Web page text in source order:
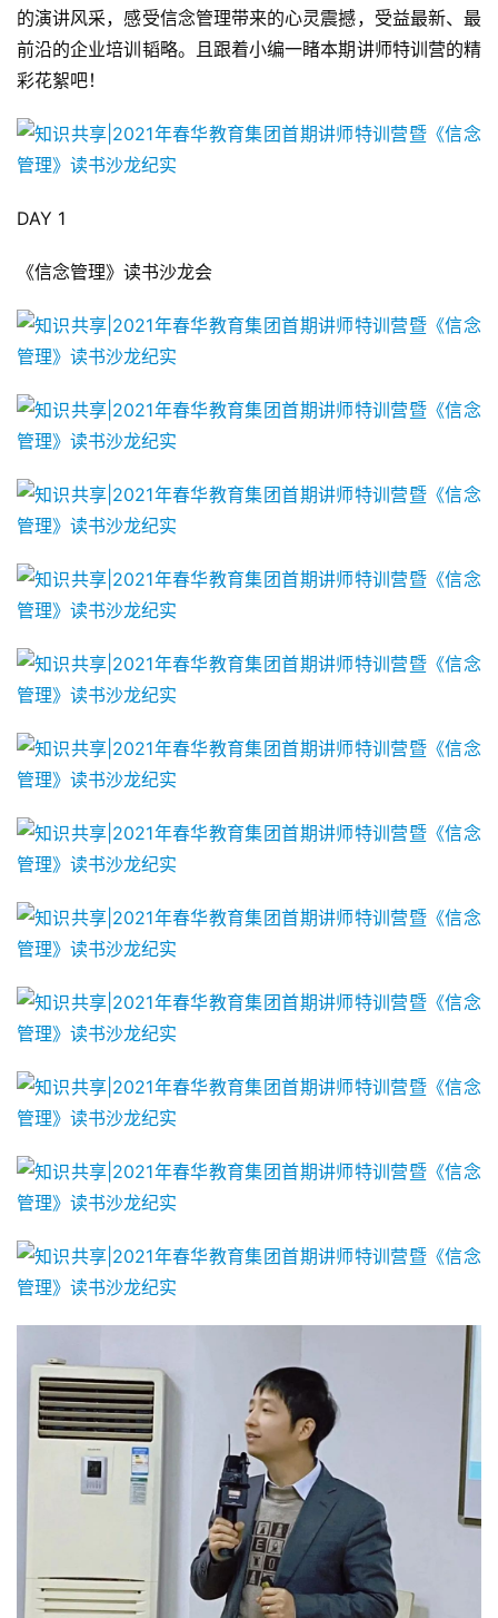
的演讲风采，感受信念管理带来的心灵震撼，受益最新、最
前沿的企业培训韬略。且跟着小编一睹本期讲师特训营的精
彩花絮吧！
DAY 1
《信念管理》读书沙龙会